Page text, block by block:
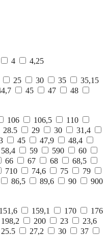
4
4,25
25 30 35
35,15
45 47
48
106 106,5
110
28.5 29 30
31,4
45 47,9
48,4
58,4 59 590
60
66 67 68
68,5
710 74,6 75
79
86,5 89,6 90
900
151,6 159,1 170
176
198,2 200 23
23,6
25.5 27,2 30
37